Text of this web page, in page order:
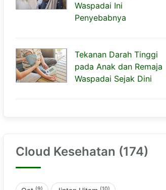
Waspadai Ini
Penyebabnya
Tekanan Darah Tinggi
pada Anak dan Remaja
Waspadai Sejak Dini
Cloud Kesehatan (174)
(9) (10)